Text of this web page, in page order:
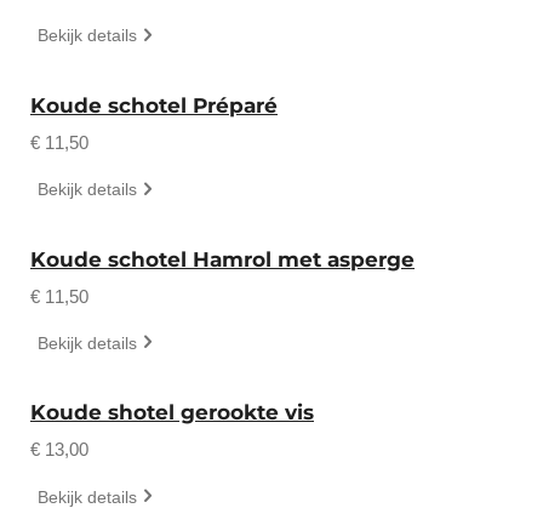
Bekijk details
Koude schotel Préparé
€ 11,50
Bekijk details
Koude schotel Hamrol met asperge
€ 11,50
Bekijk details
Koude shotel gerookte vis
€ 13,00
Bekijk details